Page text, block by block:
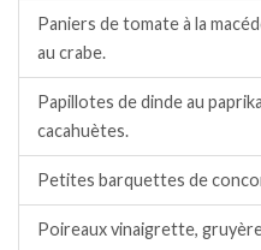
Paniers de tomate à la
au crabe.
Papillotes de dinde au
cacahuètes.
Petites barquettes de
Poireaux vinaigrette,